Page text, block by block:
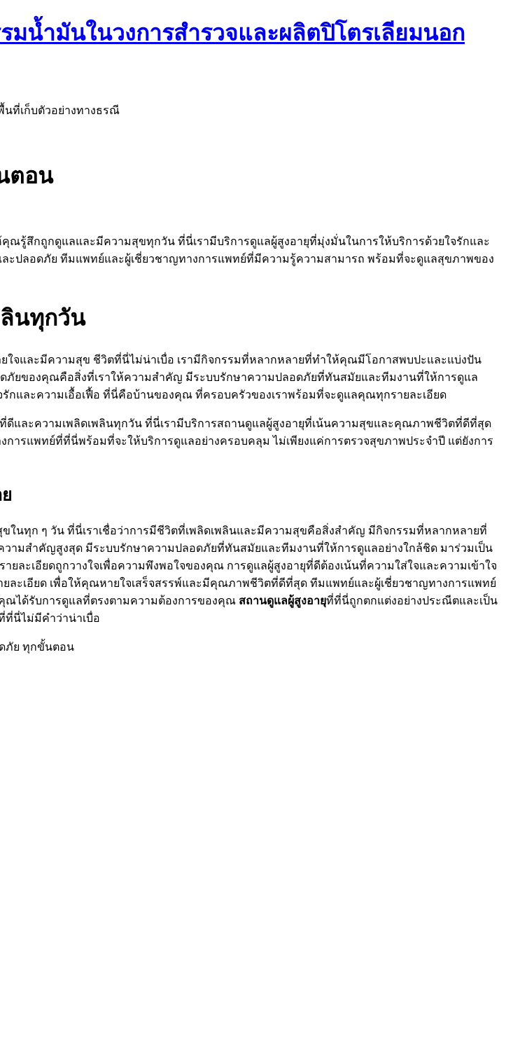
น้ำมันในวงการสำรวจและผลิตปิโตรเลียมนอก
นที่เก็บตัวอย่างทางธรณี
ตอน
คุณรู้สึกถูกดูแลและมีความสุขทุกวัน ที่นี่เรามีบริการดูแลผู้สูงอายุที่มุ่งมั่นในการให้บริการด้วยใจรักและ
ะปลอดภัย ทีมแพทย์และผู้เชี่ยวชาญทางการแพทย์ที่มีความรู้ความสามารถ พร้อมที่จะดูแลสุขภาพของ
นทุกวัน
จและมีความสุข ชีวิตที่นี่ไม่น่าเบื่อ เรามีกิจกรรมที่หลากหลายที่ทำให้คุณมีโอกาสพบปะและแบ่งปัน
ยของคุณคือสิ่งที่เราให้ความสำคัญ มีระบบรักษาความปลอดภัยที่ทันสมัยและทีมงานที่ให้การดูแล
และความเอื้อเฟื้อ ที่นี่คือบ้านของคุณ ที่ครอบครัวของเราพร้อมที่จะดูแลคุณทุกรายละเอียด
ดีและความเพลิดเพลินทุกวัน ที่นี่เรามีบริการสถานดูแลผู้สูงอายุที่เน้นความสุขและคุณภาพชีวิตที่ดีที่สุด
ารแพทย์ที่ที่นี่พร้อมที่จะให้บริการดูแลอย่างครอบคลุม ไม่เพียงแค่การตรวจสุขภาพประจำปี แต่ยังการ
นทุก ๆ วัน ที่นี่เราเชื่อว่าการมีชีวิตที่เพลิดเพลินและมีความสุขคือสิ่งสำคัญ มีกิจกรรมที่หลากหลายที่
มสำคัญสูงสุด มีระบบรักษาความปลอดภัยที่ทันสมัยและทีมงานที่ให้การดูแลอย่างใกล้ชิด มาร่วมเป็น
ะเอียดถูกวางใจเพื่อความพึงพอใจของคุณ การดูแลผู้สูงอายุที่ดีต้องเน้นที่ความใส่ใจและความเข้าใจ
ละเอียด เพื่อให้คุณหายใจเสร็จสรรพ์และมีคุณภาพชีวิตที่ดีที่สุด ทีมแพทย์และผู้เชี่ยวชาญทางการแพทย์
ณได้รับการดูแลที่ตรงตามความต้องการของคุณ สถานดูแลผู้สูงอายุที่ที่นี่ถูกตกแต่งอย่างประณีตและเป็น
ที่นี่ไม่มีคำว่าน่าเบื่อ
ภัย ทุกขั้นตอน